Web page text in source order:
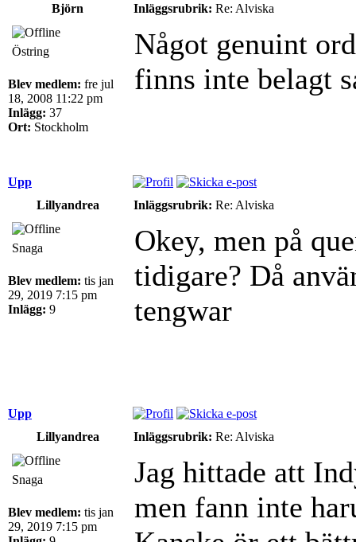
Björn
Inläggsrubrik: Re: Alviska
Östring
Blev medlem: fre jul
18, 2008 11:22 pm
Inlägg: 37
Ort: Stockholm
Något genuint
finns inte belagt
Upp
Lillyandrea
Inläggsrubrik: Re: Alviska
Snaga
Blev medlem: tis jan
29, 2019 7:15 pm
Inlägg: 9
Okey, men på
tidigare? Då
tengwar
Upp
Lillyandrea
Inläggsrubrik: Re: Alviska
Snaga
Blev medlem: tis jan
29, 2019 7:15 pm
Jag hittade att
men fann inte